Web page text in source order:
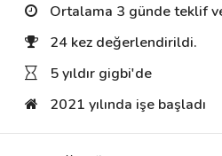
Blog
Ortalama 3 günde teklif
24 kez değerlendirildi.
5 yıldır gigbi'de
2021 yılında işe başladı